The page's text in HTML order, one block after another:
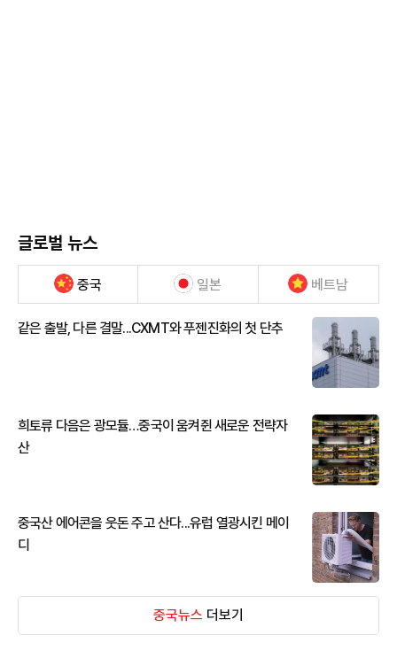
글로벌 뉴스
중국 일본 베트남
같은 출발, 다른 결말...CXMT와 푸젠진화의 첫 단추
희토류 다음은 광모듈…중국이 움켜쥔 새로운 전략자
산
중국산 에어콘을 웃돈 주고 산다...유럽 열광시킨 메이
디
중국뉴스 더보기